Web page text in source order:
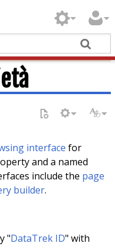
interface for
and a named
include the page
builder.
"DataTrek ID" with